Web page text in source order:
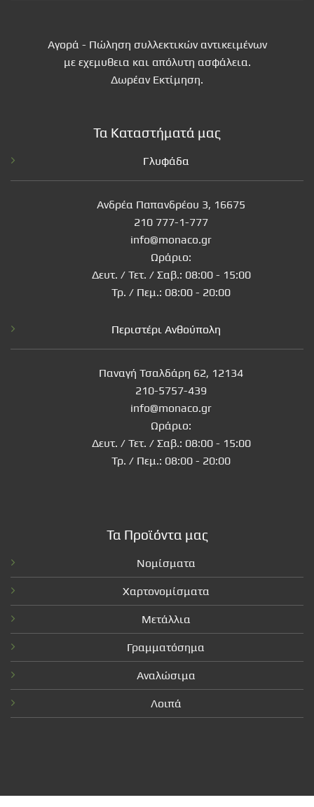
Αγορά - Πώληση συλλεκτικών αντικειμένων
με εχεμυθεια και απόλυτη ασφάλεια.
Δωρέαν Εκτίμηση.
Τα Καταστήματά μας
Γλυφάδα
Ανδρέα Παπανδρέου 3, 16675
210 777-1-777
info@monaco.gr
Ωράριο:
Δευτ. / Τετ. / Σαβ.: 08:00 - 15:00
Τρ. / Πεμ.: 08:00 - 20:00
Περιστέρι Ανθούπολη
Παναγή Τσαλδάρη 62, 12134
210-5757-439
info@monaco.gr
Ωράριο:
Δευτ. / Τετ. / Σαβ.: 08:00 - 15:00
Τρ. / Πεμ.: 08:00 - 20:00
Τα Προϊόντα μας
Νομίσματα
Χαρτονομίσματα
Μετάλλια
Γραμματόσημα
Αναλώσιμα
Λοιπά